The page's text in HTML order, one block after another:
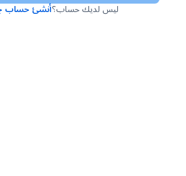
ليس لديك حساب؟أنشئ حساب جديد